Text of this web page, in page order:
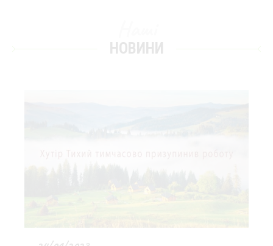
НОВИНИ